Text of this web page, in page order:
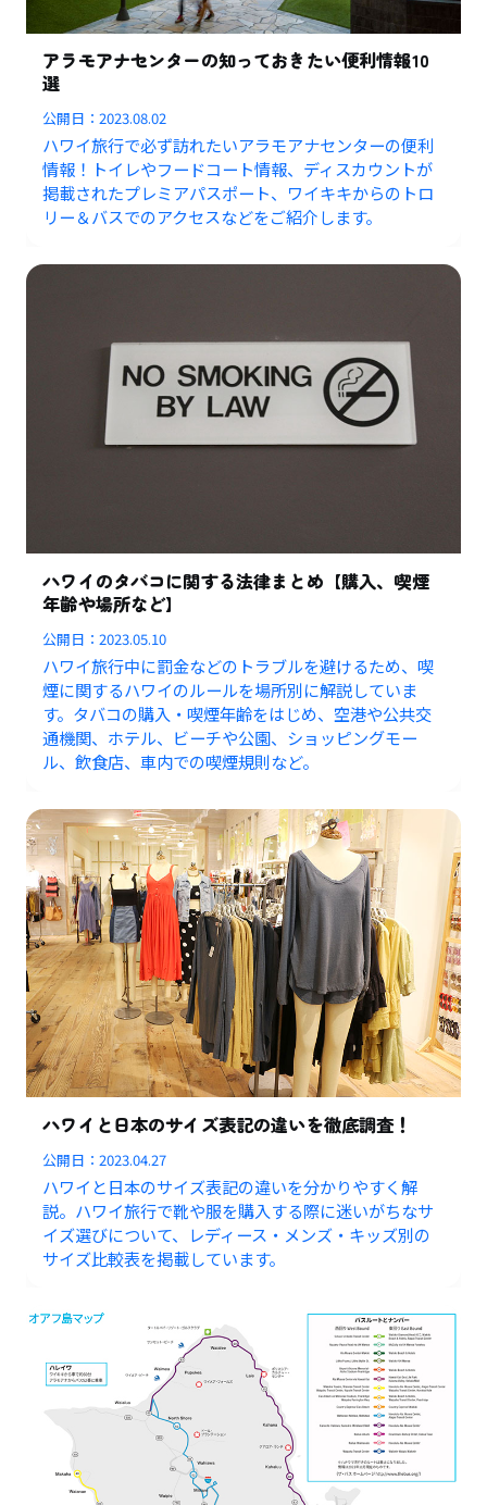
アラモアナセンターの知っておきたい便利情報10
選
公開日：2023.08.02
ハワイ旅行で必ず訪れたいアラモアナセンターの便利
情報！トイレやフードコート情報、ディスカウントが
掲載されたプレミアパスポート、ワイキキからのトロ
リー＆バスでのアクセスなどをご紹介します。
ハワイのタバコに関する法律まとめ【購入、喫煙
年齢や場所など】
公開日：2023.05.10
ハワイ旅行中に罰金などのトラブルを避けるため、喫
煙に関するハワイのルールを場所別に解説していま
す。タバコの購入・喫煙年齢をはじめ、空港や公共交
通機関、ホテル、ビーチや公園、ショッピングモー
ル、飲食店、車内での喫煙規則など。
ハワイと日本のサイズ表記の違いを徹底調査！
公開日：2023.04.27
ハワイと日本のサイズ表記の違いを分かりやすく解
説。ハワイ旅行で靴や服を購入する際に迷いがちなサ
イズ選びについて、レディース・メンズ・キッズ別の
サイズ比較表を掲載しています。